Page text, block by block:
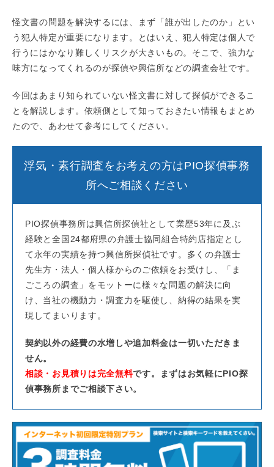
怪文書の問題を解決するには、まず「誰が出したのか」とい
う犯人特定が重要になります。とはいえ、犯人特定は個人で
行うにはかなり難しくリスクが大きいもの。そこで、強力な
味方になってくれるのが探偵や興信所などの調査会社です。
今回はあまり知られていない怪文書に対して探偵ができるこ
とを解説します。依頼側として知っておきたい情報もまとめ
たので、あわせて参考にしてください。
浮気・素行調査をお考えの方はPIO探偵事務
所へご相談ください
PIO探偵事務所は興信所探偵社として業歴53年に及ぶ
経験と全国24都府県の弁護士協同組合特約店指定とし
て永年の実績を持つ興信所探偵社です。多くの弁護士
先生方・法人・個人様からのご依頼をお受けし、「ま
ごころの調査」をモットーに様々な問題の解決に向
け、当社の機動力・調査力を駆使し、納得の結果を実
現してまいります。
契約以外の経費の水増しや追加料金は一切いただきま
せん。
相談・お見積りは完全無料です。まずはお気軽にPIO探
偵事務所までご相談下さい。